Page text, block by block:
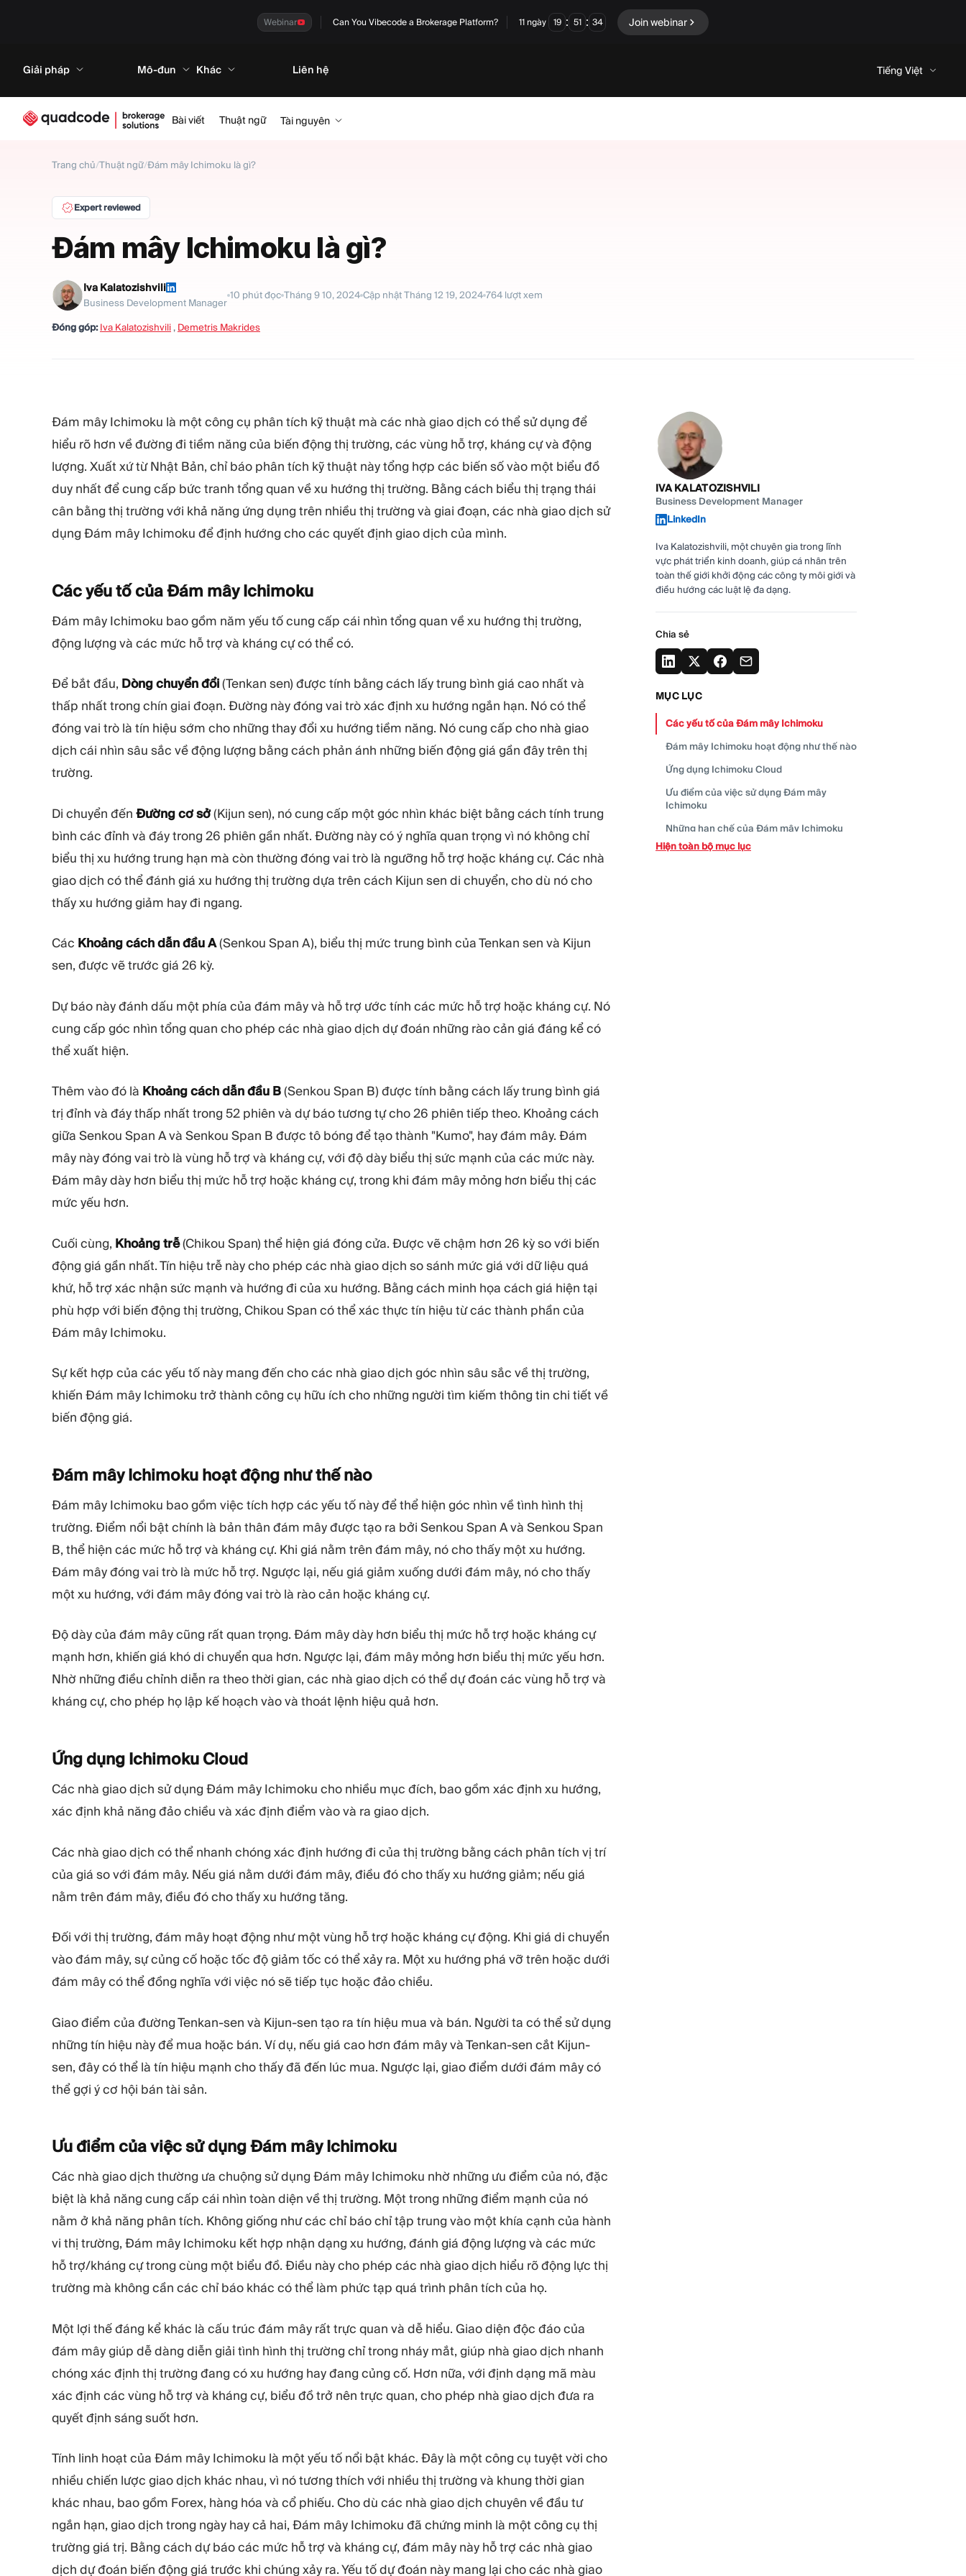
Webinar Can You Vibecode a Brokerage Platform? 11 ngày 19 : 51 : 33 Join webinar
Giải pháp Mô-đun Khác Liên hệ Tiếng Việt
Bài viết Thuật ngữ Tài nguyên
Trang chủ/Thuật ngữ/Đám mây Ichimoku là gì?
Expert reviewed
Đám mây Ichimoku là gì?
Iva Kalatozishvili
Business Development Manager
10 phút đọc Tháng 9 10, 2024 Cập nhậtTháng 12 19, 2024 764 lượt xem
Đóng góp: Iva Kalatozishvili , Demetris Makrides
Đám mây Ichimoku là một công cụ phân tích kỹ thuật mà các nhà giao dịch có thể sử dụng để
hiểu rõ hơn về đường đi tiềm năng của biến động thị trường, các vùng hỗ trợ, kháng cự và động
lượng. Xuất xứ từ Nhật Bản, chỉ báo phân tích kỹ thuật này tổng hợp các biến số vào một biểu đồ
duy nhất để cung cấp bức tranh tổng quan về xu hướng thị trường. Bằng cách biểu thị trạng thái
cân bằng thị trường với khả năng ứng dụng trên nhiều thị trường và giai đoạn, các nhà giao dịch sử
dụng Đám mây Ichimoku để định hướng cho các quyết định giao dịch của mình.
Các yếu tố của Đám mâyIchimoku
Đám mây Ichimoku bao gồm năm yếu tố cung cấp cái nhìn tổng quan về xu hướng thị trường,
động lượng và các mức hỗ trợ và kháng cự có thể có.
Để bắt đầu, Dòng chuyển đổi(Tenkan sen) được tính bằng cách lấy trung bình giá cao nhất và
thấp nhất trong chín giai đoạn. Đường này đóng vai trò xác định xu hướng ngắn hạn. Nó có thể
đóng vai trò là tín hiệu sớm cho những thay đổi xu hướng tiềm năng. Nó cung cấp cho nhà giao
dịch cái nhìn sâu sắc về động lượng bằng cách phản ánh những biến động giá gần đây trên thị
trường.
Di chuyển đến Đường cơ sở(Kijun sen), nó cung cấp một góc nhìn khác biệt bằng cách tính trung
bình các đỉnh và đáy trong 26 phiên gần nhất. Đường này có ý nghĩa quan trọng vì nó không chỉ
biểu thị xu hướng trung hạn mà còn thường đóng vai trò là ngưỡng hỗ trợ hoặc kháng cự. Các nhà
giao dịch có thể đánh giá xu hướng thị trường dựa trên cách Kijun sen di chuyển, cho dù nó cho
thấy xu hướng giảm hay đi ngang.
Các Khoảng cách dẫn đầu A(Senkou Span A), biểu thị mức trung bình của Tenkan sen và Kijun
sen, được vẽ trước giá 26 kỳ.
Dự báo này đánh dấu một phía của đám mây và hỗ trợ ước tính các mức hỗ trợ hoặc kháng cự. Nó
cung cấp góc nhìn tổng quan cho phép các nhà giao dịch dự đoán những rào cản giá đáng kể có
thể xuất hiện.
Thêm vào đó là Khoảng cách dẫn đầu B(Senkou Span B) được tính bằng cách lấy trung bình giá
trị đỉnh và đáy thấp nhất trong 52 phiên và dự báo tương tự cho 26 phiên tiếp theo. Khoảng cách
giữa Senkou Span A và Senkou Span B được tô bóng để tạo thành "Kumo", hay đám mây. Đám
mây này đóng vai trò là vùng hỗ trợ và kháng cự, với độ dày biểu thị sức mạnh của các mức này.
Đám mây dày hơn biểu thị mức hỗ trợ hoặc kháng cự, trong khi đám mây mỏng hơn biểu thị các
mức yếu hơn.
Cuối cùng, Khoảng trễ(Chikou Span) thể hiện giá đóng cửa. Được vẽ chậm hơn 26 kỳ so với biến
động giá gần nhất. Tín hiệu trễ này cho phép các nhà giao dịch so sánh mức giá với dữ liệu quá
khứ, hỗ trợ xác nhận sức mạnh và hướng đi của xu hướng. Bằng cách minh họa cách giá hiện tại
phù hợp với biến động thị trường, Chikou Span có thể xác thực tín hiệu từ các thành phần của
Đám mây Ichimoku.
Sự kết hợp của các yếu tố này mang đến cho các nhà giao dịch góc nhìn sâu sắc về thị trường,
khiến Đám mây Ichimoku trở thành công cụ hữu ích cho những người tìm kiếm thông tin chi tiết về
biến động giá.
Đám mây Ichimoku hoạt động như thếnào
Đám mây Ichimoku bao gồm việc tích hợp các yếu tố này để thể hiện góc nhìn về tình hình thị
trường. Điểm nổi bật chính là bản thân đám mây được tạo ra bởi Senkou Span A và Senkou Span
B, thể hiện các mức hỗ trợ và kháng cự. Khi giá nằm trên đám mây, nó cho thấy một xu hướng.
Đám mây đóng vai trò là mức hỗ trợ. Ngược lại, nếu giá giảm xuống dưới đám mây, nó cho thấy
một xu hướng, với đám mây đóng vai trò là rào cản hoặc kháng cự.
Độ dày của đám mây cũng rất quan trọng. Đám mây dày hơn biểu thị mức hỗ trợ hoặc kháng cự
mạnh hơn, khiến giá khó di chuyển qua hơn. Ngược lại, đám mây mỏng hơn biểu thị mức yếu hơn.
Nhờ những điều chỉnh diễn ra theo thời gian, các nhà giao dịch có thể dự đoán các vùng hỗ trợ và
kháng cự, cho phép họ lập kế hoạch vào và thoát lệnh hiệu quả hơn.
Ứng dụng Ichimoku Cloud
Các nhà giao dịch sử dụng Đám mây Ichimoku cho nhiều mục đích, bao gồm xác định xu hướng,
xác định khả năng đảo chiều và xác định điểm vào và ra giao dịch.
Các nhà giao dịch có thể nhanh chóng xác định hướng đi của thị trường bằng cách phân tích vị trí
của giá so với đám mây. Nếu giá nằm dưới đám mây, điều đó cho thấy xu hướng giảm; nếu giá
nằm trên đám mây, điều đó cho thấy xu hướng tăng.
Đối với thị trường, đám mây hoạt động như một vùng hỗ trợ hoặc kháng cự động. Khi giá di chuyển
vào đám mây, sự củng cố hoặc tốc độ giảm tốc có thể xảy ra. Một xu hướng phá vỡ trên hoặc dưới
đám mây có thể đồng nghĩa với việc nó sẽ tiếp tục hoặc đảo chiều.
Giao điểm của đường Tenkan-sen và Kijun-sen tạo ra tín hiệu mua và bán. Người ta có thể sử dụng
những tín hiệu này để mua hoặc bán. Ví dụ, nếu giá cao hơn đám mây và Tenkan-sen cắt Kijun-
sen, đây có thể là tín hiệu mạnh cho thấy đã đến lúc mua. Ngược lại, giao điểm dưới đám mây có
thể gợi ý cơ hội bán tài sản.
Ưu điểm của việc sử dụng Đám mâyIchimoku
Các nhà giao dịch thường ưa chuộng sử dụng Đám mây Ichimoku nhờ những ưu điểm của nó, đặc
biệt là khả năng cung cấp cái nhìn toàn diện về thị trường. Một trong những điểm mạnh của nó
nằm ở khả năng phân tích. Không giống như các chỉ báo chỉ tập trung vào một khía cạnh của hành
vi thị trường, Đám mây Ichimoku kết hợp nhận dạng xu hướng, đánh giá động lượng và các mức
hỗ trợ/kháng cự trong cùng một biểu đồ. Điều này cho phép các nhà giao dịch hiểu rõ động lực thị
trường mà không cần các chỉ báo khác có thể làm phức tạp quá trình phân tích của họ.
Một lợi thế đáng kể khác là cấu trúc đám mây rất trực quan và dễ hiểu. Giao diện độc đáo của
đám mây giúp dễ dàng diễn giải tình hình thị trường chỉ trong nháy mắt, giúp nhà giao dịch nhanh
chóng xác định thị trường đang có xu hướng hay đang củng cố. Hơn nữa, với định dạng mã màu
xác định các vùng hỗ trợ và kháng cự, biểu đồ trở nên trực quan, cho phép nhà giao dịch đưa ra
quyết định sáng suốt hơn.
Tính linh hoạt của Đám mây Ichimoku là một yếu tố nổi bật khác. Đây là một công cụ tuyệt vời cho
nhiều chiến lược giao dịch khác nhau, vì nó tương thích với nhiều thị trường và khung thời gian
khác nhau, bao gồm Forex, hàng hóa và cổ phiếu. Cho dù các nhà giao dịch chuyên về đầu tư
ngắn hạn, giao dịch trong ngày hay cả hai, Đám mây Ichimoku đã chứng minh là một công cụ thị
trường giá trị. Bằng cách dự báo các mức hỗ trợ và kháng cự, đám mây này hỗ trợ các nhà giao
dịch dự đoán biến động giá trước khi chúng xảy ra. Yếu tố dự đoán này mang lại cho các nhà giao
IVA KALATOZISHVILI
Business Development Manager
LinkedIn
Iva Kalatozishvili, một chuyên gia trong lĩnh
vực phát triển kinh doanh, giúp cá nhân trên
toàn thế giới khởi động các công ty môi giới và
điều hướng các luật lệ đa dạng.
Chia sẻ
MỤC LỤC
Các yếu tố của Đám mây Ichimoku
Đám mây Ichimoku hoạt động như thế nào
Ứng dụng Ichimoku Cloud
Ưu điểm của việc sử dụng Đám mây
Ichimoku
Những hạn chế của Đám mây Ichimoku
Những lỗi thường gặp khi sử dụng đám
Hiện toàn bộ mục lục